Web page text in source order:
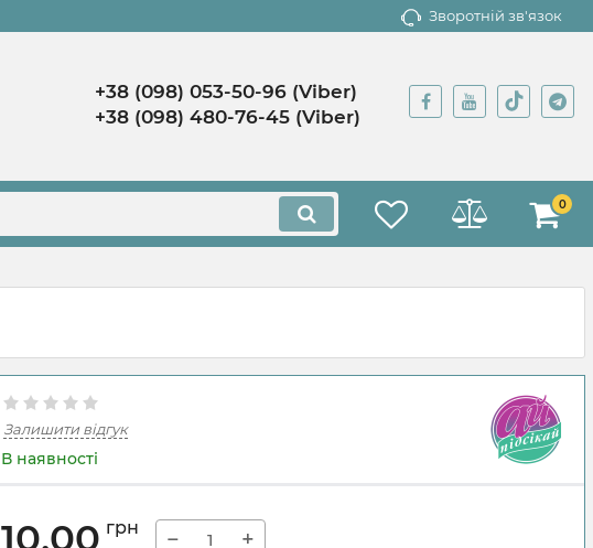
Зворотній зв'язок
+38 (098) 053-50-96 (Viber)
+38 (098) 480-76-45 (Viber)
0
Залишити відгук
В наявності
10,00 грн − +